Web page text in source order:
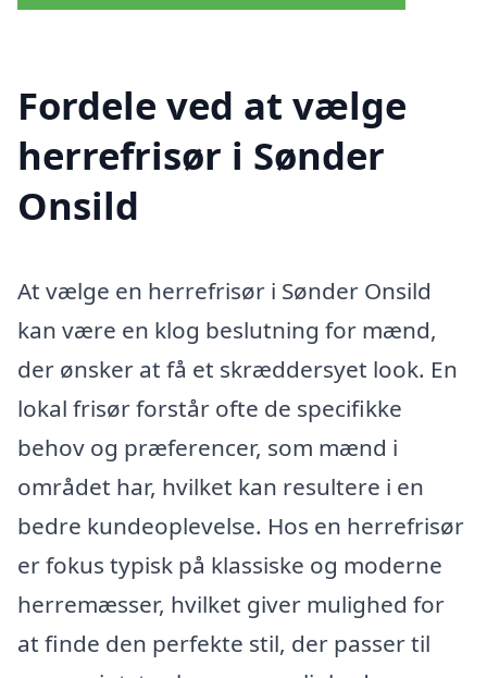
Fordele ved at vælge
herrefrisør i Sønder
Onsild
At vælge en herrefrisør i Sønder Onsild
kan være en klog beslutning for mænd,
der ønsker at få et skræddersyet look. En
lokal frisør forstår ofte de specifikke
behov og præferencer, som mænd i
området har, hvilket kan resultere i en
bedre kundeoplevelse. Hos en herrefrisør
er fokus typisk på klassiske og moderne
herremæsser, hvilket giver mulighed for
at finde den perfekte stil, der passer til